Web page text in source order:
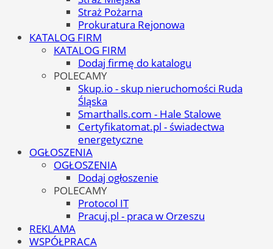
Straż Pożarna
Prokuratura Rejonowa
KATALOG FIRM
KATALOG FIRM
Dodaj firmę do katalogu
POLECAMY
Skup.io - skup nieruchomości Ruda
Śląska
Smarthalls.com - Hale Stalowe
Certyfikatomat.pl - świadectwa
energetyczne
OGŁOSZENIA
OGŁOSZENIA
Dodaj ogłoszenie
POLECAMY
Protocol IT
Pracuj.pl - praca w Orzeszu
REKLAMA
WSPÓŁPRACA